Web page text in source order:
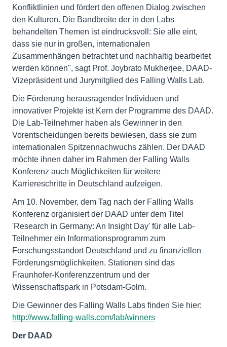
Konfliktlinien und fördert den offenen Dialog zwischen
den Kulturen. Die Bandbreite der in den Labs
behandelten Themen ist eindrucksvoll: Sie alle eint,
dass sie nur in großen, internationalen
Zusammenhängen betrachtet und nachhaltig bearbeitet
werden können", sagt Prof. Joybrato Mukherjee, DAAD-
Vizepräsident und Jurymitglied des Falling Walls Lab.
Die Förderung herausragender Individuen und
innovativer Projekte ist Kern der Programme des DAAD.
Die Lab-Teilnehmer haben als Gewinner in den
Vorentscheidungen bereits bewiesen, dass sie zum
internationalen Spitzennachwuchs zählen. Der DAAD
möchte ihnen daher im Rahmen der Falling Walls
Konferenz auch Möglichkeiten für weitere
Karriereschritte in Deutschland aufzeigen.
Am 10. November, dem Tag nach der Falling Walls
Konferenz organisiert der DAAD unter dem Titel
'Research in Germany: An Insight Day' für alle Lab-
Teilnehmer ein Informationsprogramm zum
Forschungsstandort Deutschland und zu finanziellen
Förderungsmöglichkeiten. Stationen sind das
Fraunhofer-Konferenzzentrum und der
Wissenschaftspark in Potsdam-Golm.
Die Gewinner des Falling Walls Labs finden Sie hier:
http://www.falling-walls.com/lab/winners
Der DAAD